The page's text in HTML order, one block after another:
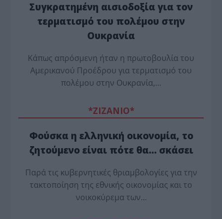
Συγκρατημένη αισιοδοξία για τον
τερματισμό του πολέμου στην
Ουκρανία
Κάπως απρόσμενη ήταν η πρωτοβουλία του
Αμερικανού Προέδρου για τερματισμό του
πολέμου στην Ουκρανία,…
*ZΙΖΑΝΙΟ*
Φούσκα η ελληνική οικονομία, το
ζητούμενο είναι πότε θα… σκάσει
Παρά τις κυβερνητικές θριαμβολογίες για την
τακτοποίηση της εθνικής οικονομίας και το
νοικοκύρεμα των…